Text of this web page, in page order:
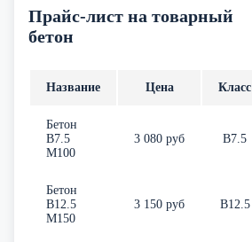
Прайс-лист на товарный
бетон
Название Цена Класс
Бетон
В7.5
М100
3 080 руб В7.5
Бетон
В12.5
М150
3 150 руб В12.5